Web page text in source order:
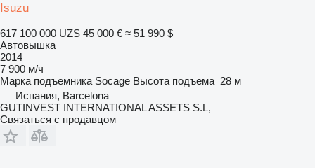
Isuzu
617 100 000 UZS 45 000 € ≈ 51 990 $
Автовышка
2014
7 900 м/ч
Марка подъемника Socage Высота подъема 28 м
Испания, Barcelona
GUTINVEST INTERNATIONAL ASSETS S.L,
Связаться с продавцом